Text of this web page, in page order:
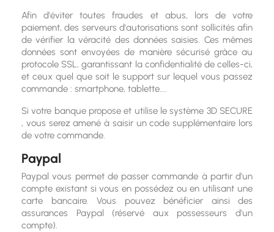
Afin d'éviter toutes fraudes et abus, lors de votre
paiement, des serveurs d'autorisations sont sollicités afin
de vérifier la véracité des données saisies. Ces mêmes
données sont envoyées de manière sécurisé grâce au
protocole SSL, garantissant la confidentialité de celles-ci,
et ceux quel que soit le support sur lequel vous passez
commande : smartphone, tablette....
Si votre banque propose et utilise le système 3D SECURE
, vous serez amené à saisir un code supplémentaire lors
de votre commande.
Paypal
Paypal vous permet de passer commande à partir d'un
compte existant si vous en possédez ou en utilisant une
carte bancaire. Vous pouvez bénéficier ainsi des
assurances Paypal (réservé aux possesseurs d'un
compte).